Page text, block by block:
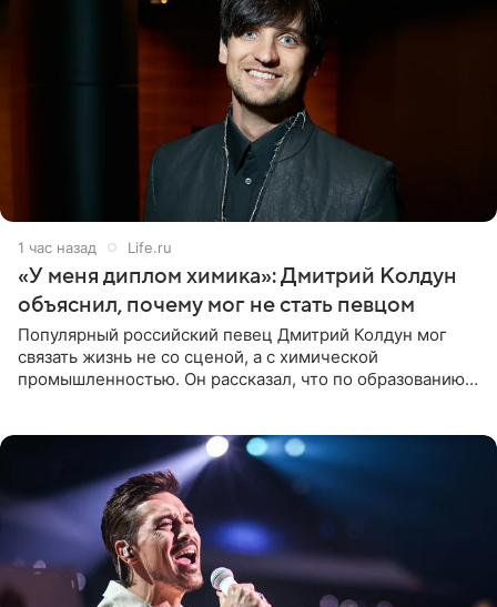
1 час назад Life.ru
«У меня диплом химика»: Дмитрий Колдун
объяснил, почему мог не стать певцом
Популярный российский певец Дмитрий Колдун мог
связать жизнь не со сценой, а с химической
промышленностью. Он рассказал, что по образованию